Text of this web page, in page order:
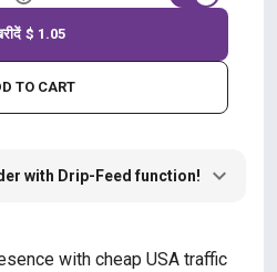
TO CART
$ 1.05
with Drip-Feed function!
with cheap USA traffic